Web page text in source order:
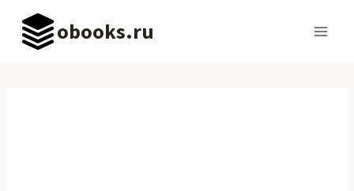
Перейти
содержимому
obooks.ru